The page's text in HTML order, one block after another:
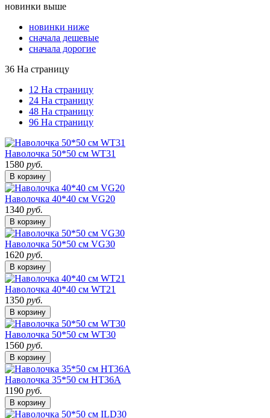
новинки выше
новинки ниже
сначала дешевые
сначала дорогие
36 На страницу
12 На страницу
24 На страницу
48 На страницу
96 На страницу
Наволочка 50*50 см WT31
1580 руб.
В корзину
Наволочка 40*40 см VG20
1340 руб.
В корзину
Наволочка 50*50 см VG30
1620 руб.
В корзину
Наволочка 40*40 см WT21
1350 руб.
В корзину
Наволочка 50*50 см WT30
1560 руб.
В корзину
Наволочка 35*50 см HT36A
1190 руб.
В корзину